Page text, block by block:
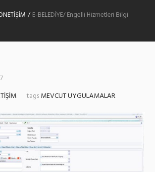
/E-BELEDİYE/ Engelli Hizmetleri Bilgi
tagsMEVCUT UYGULAMALAR